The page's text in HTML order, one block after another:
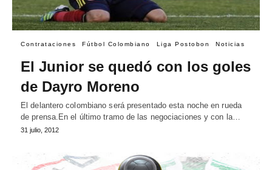
Contrataciones Fútbol Colombiano Liga Postobon Noticias
El Junior se quedó con los goles
de Dayro Moreno
El delantero colombiano será presentado esta noche en rueda
de prensa.En el último tramo de las negociaciones y con la…
31 julio, 2012